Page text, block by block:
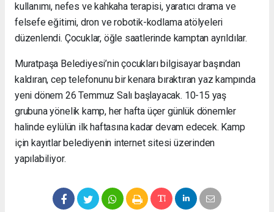
kullanımı, nefes ve kahkaha terapisi, yaratıcı drama ve
felsefe eğitimi, dron ve robotik-kodlama atölyeleri
düzenlendi. Çocuklar, öğle saatlerinde kamptan ayrıldılar.
Muratpaşa Belediyesi’nin çocukları bilgisayar başından
kaldıran, cep telefonunu bir kenara bıraktıran yaz kampında
yeni dönem 26 Temmuz Salı başlayacak. 10-15 yaş
grubuna yönelik kamp, her hafta üçer günlük dönemler
halinde eylülün ilk haftasına kadar devam edecek. Kamp
için kayıtlar belediyenin internet sitesi üzerinden
yapılabiliyor.